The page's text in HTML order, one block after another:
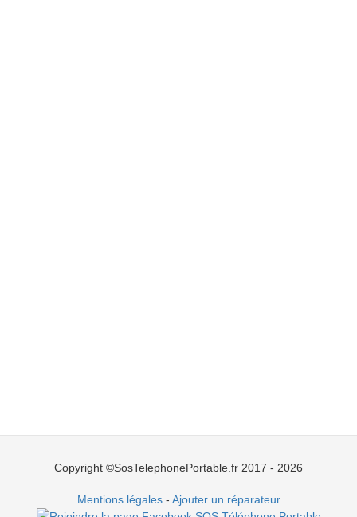
Copyright ©SosTelephonePortable.fr 2017 - 2026
Mentions légales- Ajouter un réparateur